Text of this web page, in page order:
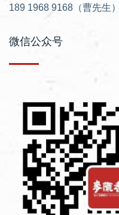
189 1968 9168（曹先生）
微信公众号